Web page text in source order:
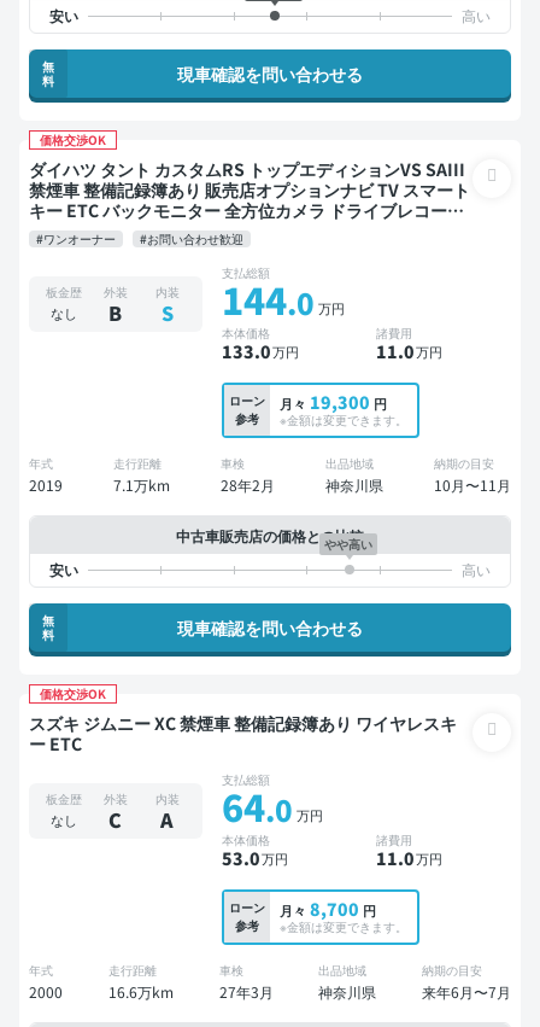
無
料
現車確認を問い合わせる
価格交渉OK
ダイハツ タント カスタムRS トップエディションVS SAIII
禁煙車 整備記録簿あり 販売店オプションナビ TV スマート
キー ETC バックモニター 全方位カメラ ドライブレコーダ
ー 衝突軽減 両側電動スライドドア
#ワンオーナー #お問い合わせ歓迎
板金歴
なし
外装
B
内装
S
支払総額
144.0 万円
本体価格
133.0万円
諸費用
11.0万円
ローン
参考
月々 19,300 円
※金額は変更できます。
年式
2019
走行距離
7.1万km
車検
28年2月
出品地域
神奈川県
納期の目安
10月〜11月
中古車販売店の価格との比較
やや高い
無
料
現車確認を問い合わせる
価格交渉OK
スズキ ジムニー XC 禁煙車 整備記録簿あり ワイヤレスキ
ー ETC
板金歴
なし
外装
C
内装
A
支払総額
64.0 万円
本体価格
53.0万円
諸費用
11.0万円
ローン
参考
月々 8,700 円
※金額は変更できます。
年式
2000
走行距離
16.6万km
車検
27年3月
出品地域
神奈川県
納期の目安
来年6月〜7月